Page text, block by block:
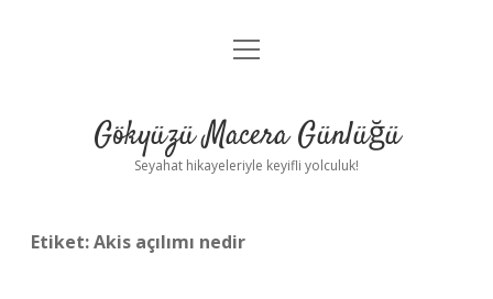
Anasayfa
Yasal Uyarı
menüyü
Gökyüzü Macera Günlüğü
Seyahat hikayeleriyle keyifli yolculuk!
Etiket:Akis açılımı nedir